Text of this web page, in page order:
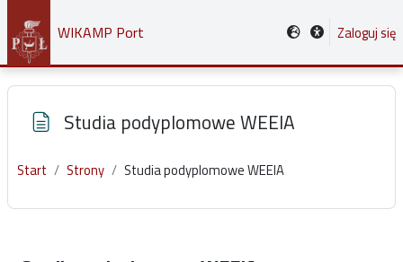
Przejdź do głównej zawartości
WIKAMP Port Zaloguj się
Studia podyplomowe WEEIA
Start Strony Studia podyplomowe WEEIA